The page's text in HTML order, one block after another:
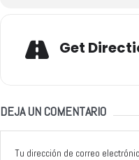
Get
DEJA UN COMENTARIO
Tu dirección de correo